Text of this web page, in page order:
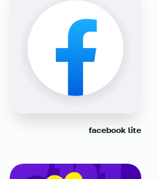
facebook lite